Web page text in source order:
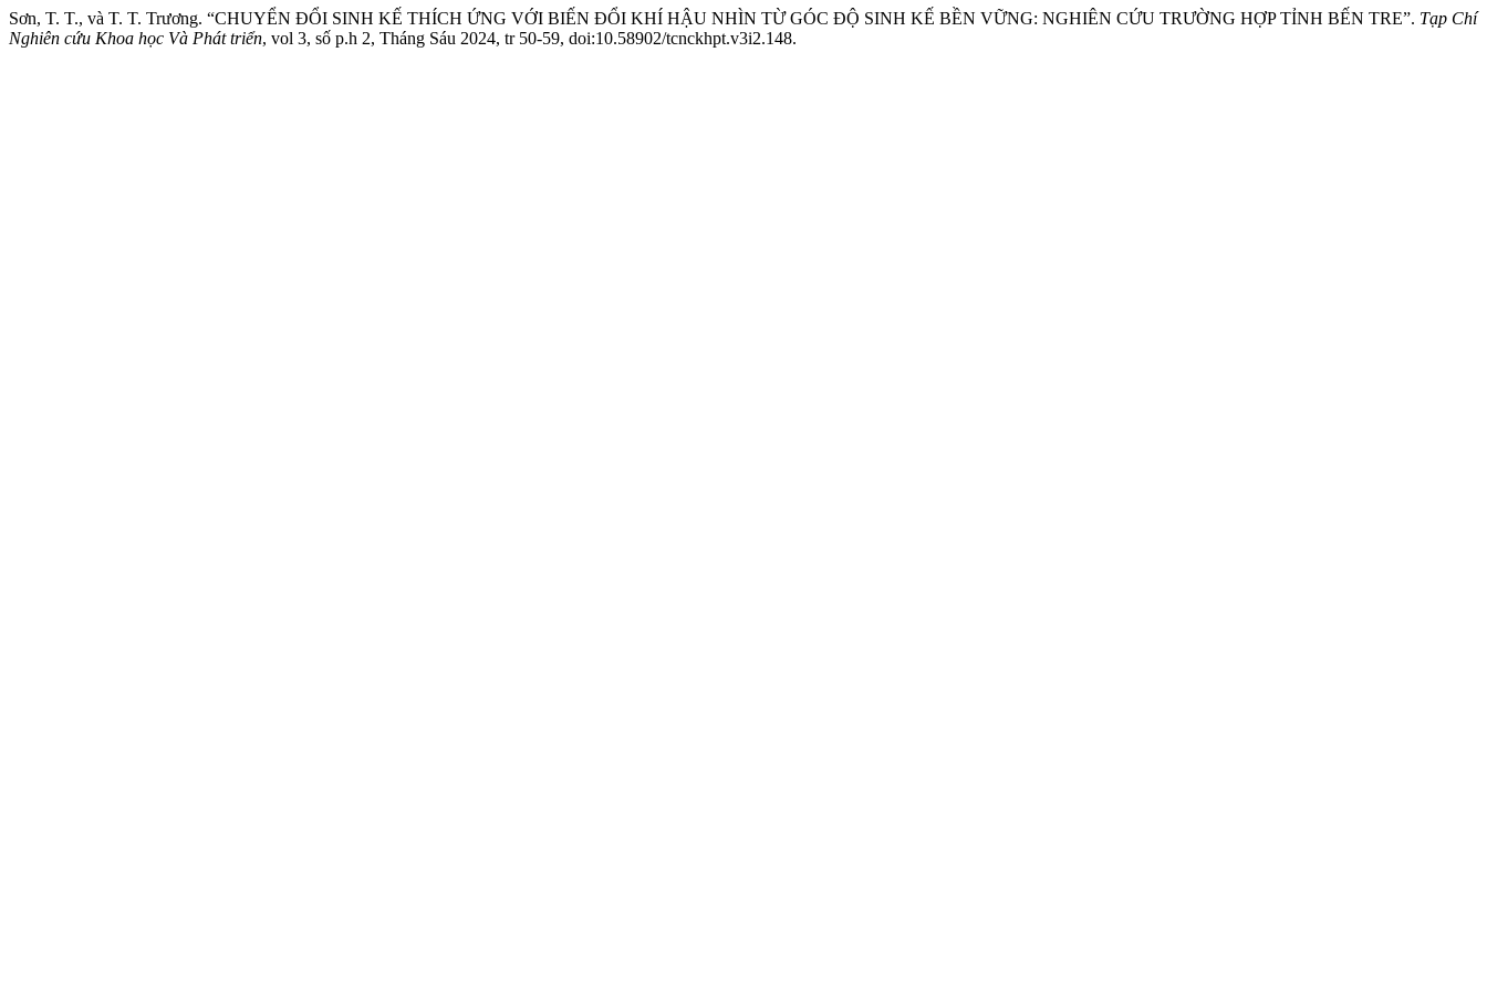
Sơn, T. T., và T. T. Trương. “CHUYỂN ĐỔI SINH KẾ THÍCH ỨNG VỚI BIẾN ĐỔI KHÍ HẬU NHÌN TỪ GÓC ĐỘ SINH KẾ BỀN VỮNG: NGHIÊN CỨU TRƯỜNG HỢP TỈNH BẾN TRE”. Tạp Chí
Nghiên cứu Khoa học Và Phát triển, vol 3, số p.h 2, Tháng Sáu 2024, tr 50-59, doi:10.58902/tcnckhpt.v3i2.148.